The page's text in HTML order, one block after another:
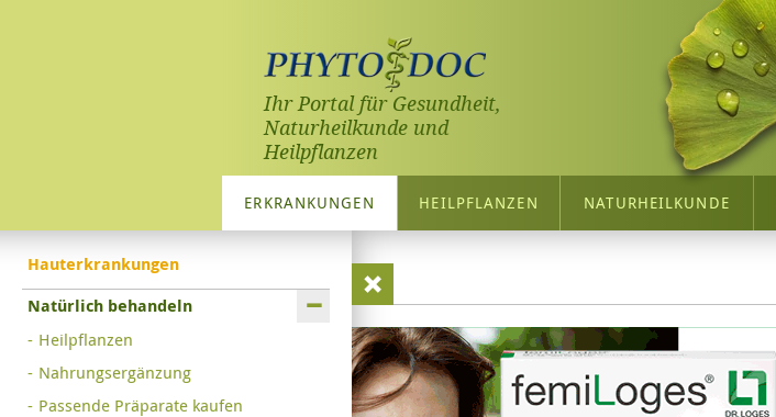
Ihr Portal für Gesundheit,
Naturheilkunde und
Heilpflanzen
ERKRANKUNGEN HEILPFLANZEN NATURHEILKUNDE
Hauterkrankungen
Natürlich behandeln
Heilpflanzen
Nahrungsergänzung
Passende Präparate kaufen